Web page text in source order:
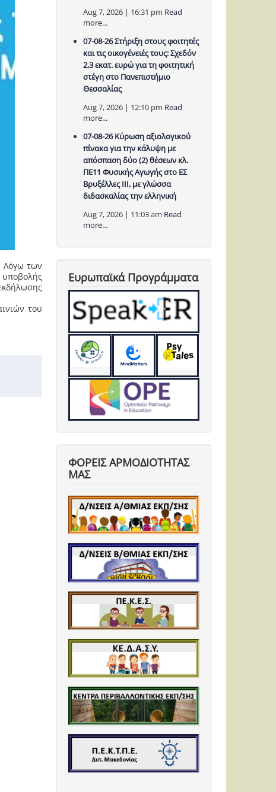
Λόγω των
του
Aug 7, 2026 | 16:31 pm Read
more...
07-08-26 Στήριξη στους φοιτητές
και τις οικογένειές τους: Σχεδόν
2,3 εκατ. ευρώ για τη φοιτητική
στέγη στο Πανεπιστήμιο
Θεσσαλίας
Aug 7, 2026 | 12:10 pm Read
more...
07-08-26 Κύρωση αξιολογικού
πίνακα για την κάλυψη με
απόσπαση δύο (2) θέσεων κλ.
ΠΕ11 Φυσικής Αγωγής στο ΕΣ
Βρυξέλλες ΙΙΙ, με γλώσσα
διδασκαλίας την ελληνική
Aug 7, 2026 | 11:03 am Read
more...
Ευρωπαϊκά Προγράμματα
ΦΟΡΕΙΣ ΑΡΜΟΔΙΟΤΗΤΑΣ
ΜΑΣ